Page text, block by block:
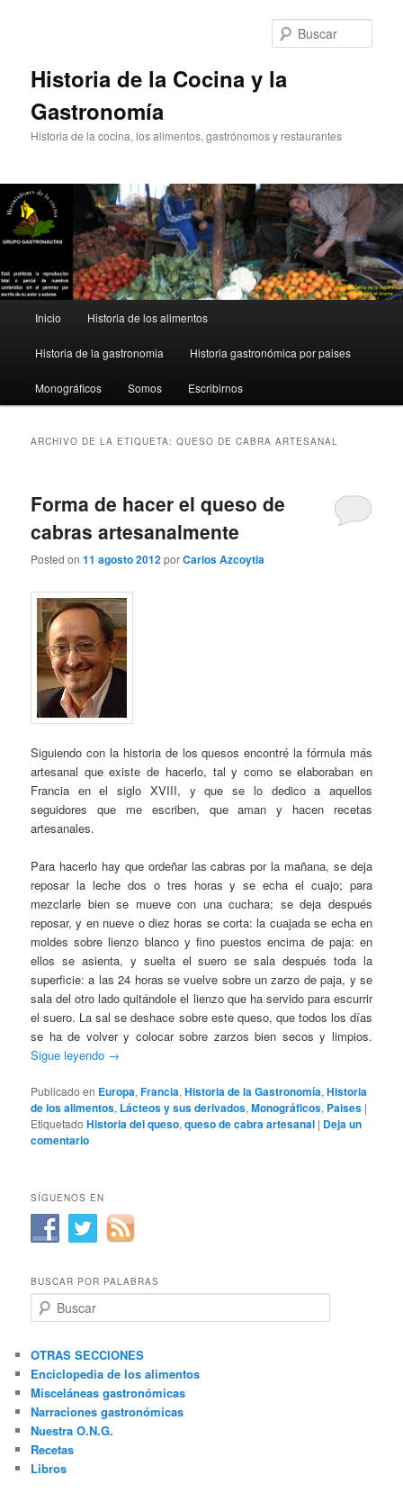
Historia de la Cocina y la
Gastronomía
Historia de la cocina, los alimentos, gastrónomos y restaurantes
principal
Inicio Historia de los alimentos
Historia de la gastronomia Historia gastronómica por paises
Monográficos Somos Escribirnos
ARCHIVO DE LA ETIQUETA:QUESO DE CABRA ARTESANAL
Forma de hacer el queso de
cabras artesanalmente
Posted on11 agosto 2012porCarlos Azcoytia
Siguiendo con la historia de los quesos encontré la fórmula más
artesanal que existe de hacerlo, tal y como se elaboraban en
Francia en el siglo XVIII, y que se lo dedico a aquellos
seguidores que me escriben, que aman y hacen recetas
artesanales.
Para hacerlo hay que ordeñar las cabras por la mañana, se deja
reposar la leche dos o tres horas y se echa el cuajo; para
mezclarle bien se mueve con una cuchara; se deja después
reposar, y en nueve o diez horas se corta: la cuajada se echa en
moldes sobre lienzo blanco y fino puestos encima de paja: en
ellos se asienta, y suelta el suero se sala después toda la
superficie: a las 24 horas se vuelve sobre un zarzo de paja, y se
sala del otro lado quitándole el lienzo que ha servido para escurrir
el suero. La sal se deshace sobre este queso, que todos los días
se ha de volver y colocar sobre zarzos bien secos y limpios.
Sigue leyendo →
Publicado en Europa,Francia,Historia de la Gastronomía,Historia
de los alimentos, Lácteos y sus derivados,Monográficos, Paises |
Etiquetado Historia del queso,queso de cabra artesanal | Deja un
comentario
SÍGUENOS EN
BUSCAR POR PALABRAS
u
c
a
r
OTRAS SECCIONES
Enciclopedia de los alimentos
Misceláneas gastronómicas
Narraciones gastronómicas
Nuestra O.N.G.
Recetas
Libros